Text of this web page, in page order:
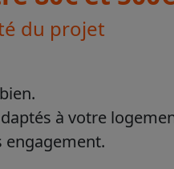
du projet
à votre
engagement.